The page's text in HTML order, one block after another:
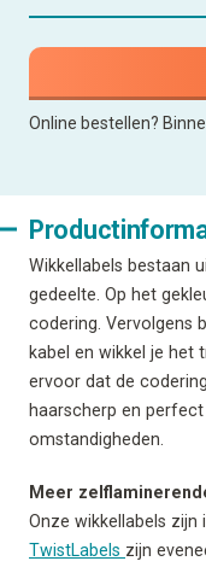
Online bestellen?
Wikkellabels bestaan
gedeelte. Op het
codering. Vervolgens
kabel en wikkel je het
ervoor dat de
haarscherp en
omstandigheden.
Meer
Onze wikkellabels zijn
TwistLabels zijn